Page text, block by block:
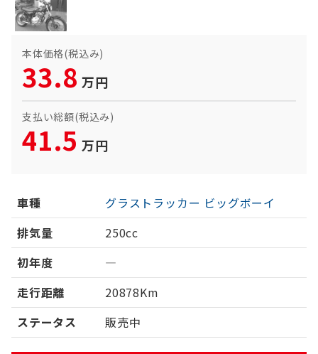
本体価格(税込み)
33.8 万円
支払い総額(税込み)
41.5 万円
車種
グラストラッカー ビッグボーイ
排気量
250cc
初年度
―
走行距離
20878Km
ステータス
販売中